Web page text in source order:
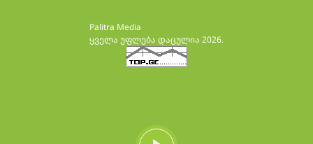
Palitra Media
ყველა უფლება დაცულია 2026.